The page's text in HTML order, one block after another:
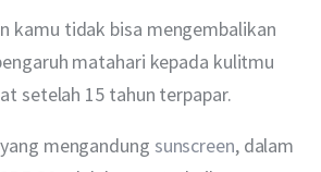
kamu tidak bisa mengembalikan
matahari kepada kulitmu
setelah 15 tahun terpapar.
mengandung sunscreen, dalam